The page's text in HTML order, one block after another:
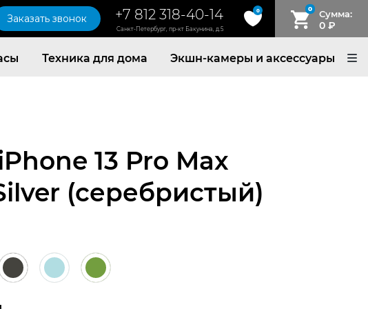
Заказать звонок +7 812 318-40-14
Санкт-Петербург, пр-кт Бакунина, д.5
0 0 Сумма:
0 ₽
Техника для дома Экшн-камеры и аксессуары
13 Pro Max
(серебристый)